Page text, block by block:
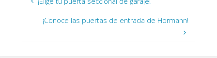
¡Conoce las puertas de entrada de Hörmann!